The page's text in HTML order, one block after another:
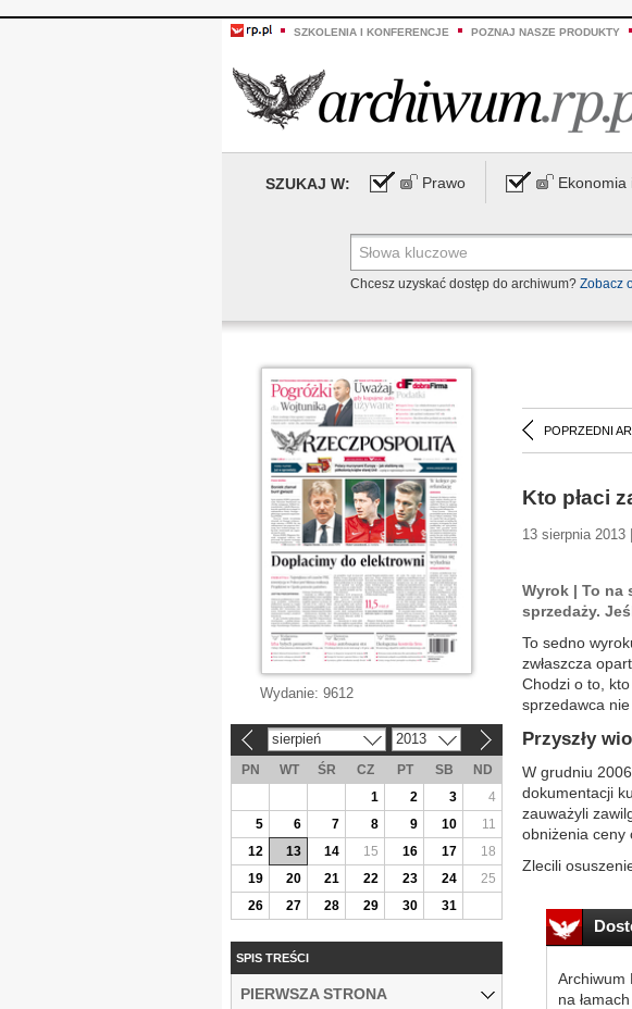
SZKOLENIA I KONFERENCJE POZNAJ NASZE PRODUKTY
SZUKAJ W: Prawo Ekonomia
Chcesz uzyskać dostęp do archiwum? Zobacz
POPRZEDNI
Kto płaci
13 sierpnia 2013
Wyrok | To na
sprzedaży.
To sedno
zwłaszcza
Chodzi o to,
sprzedawca
Przyszły
W grudniu
dokumentacji
zauważyli
obniżenia ceny
Zlecili
Archiwum
na
Wydanie: 9612
sierpień 2013
PN WT ŚR CZ PT SB
ND
1
2 3
4
5
6 7 8 9 10
11
12
13 14 15 16 17
18
19
20 21 22 23 24
25
26
27 28 29 30 31
SPIS TREŚCI
PIERWSZA STRONA